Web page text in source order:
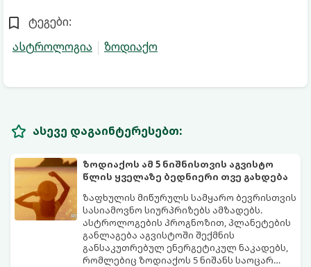
ტეგები:
ასტროლოგია
ზოდიაქო
ასევე დაგაინტერესებთ:
ზოდიაქოს ამ 5 ნიშნისთვის აგვისტო
წლის ყველაზე ბედნიერი თვე გახდება
ზაფხულის მიწურულს სამყარო ბევრისთვის
სასიამოვნო სიურპრიზებს ამზადებს.
ასტროლოგების პროგნოზით, პლანეტების
განლაგება აგვისტოში შექმნის
განსაკუთრებულ ენერგეტიკულ ნაკადებს,
რომლებიც ზოდიაქოს 5 ნიშანს საოცარ